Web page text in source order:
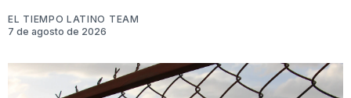
EL TIEMPO LATINO TEAM
7 de agosto de 2026